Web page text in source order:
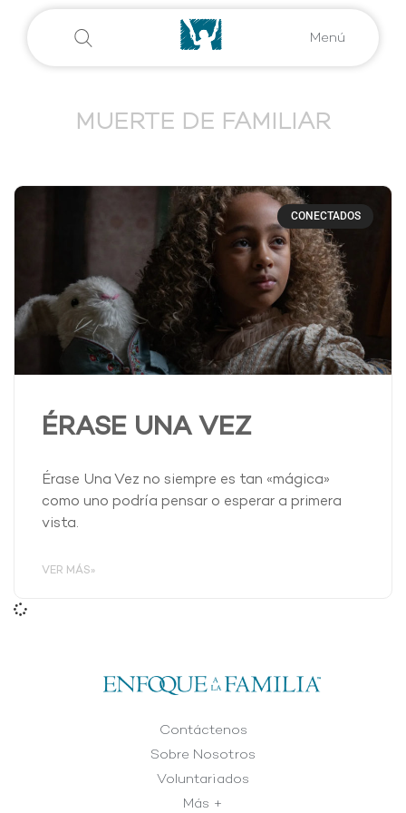
Menú
MUERTE DE FAMILIAR
CONECTADOS
ÉRASE UNA VEZ
Érase Una Vez no siempre es tan «mágica»
como uno podría pensar o esperar a primera
vista.
VER MÁS»
Contáctenos
Sobre Nosotros
Voluntariados
Más +